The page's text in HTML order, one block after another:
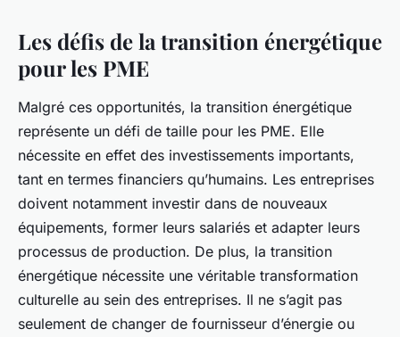
Les défis de la transition énergétique
pour les PME
Malgré ces opportunités, la transition énergétique
représente un défi de taille pour les PME. Elle
nécessite en effet des investissements importants,
tant en termes financiers qu’humains. Les entreprises
doivent notamment investir dans de nouveaux
équipements, former leurs salariés et adapter leurs
processus de production. De plus, la transition
énergétique nécessite une véritable transformation
culturelle au sein des entreprises. Il ne s’agit pas
seulement de changer de fournisseur d’énergie ou